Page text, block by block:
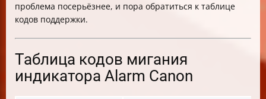
проблема посерьёзнее, и пора обратиться к таблице
кодов поддержки.
Таблица кодов мигания
индикатора Alarm Canon